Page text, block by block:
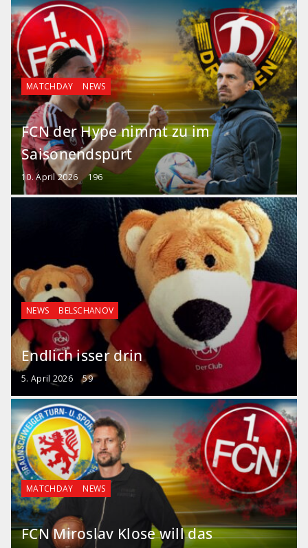
MATCHDAY NEWS
FCN der Hype nimmt zu im
Saisonendspurt
10. April 2026 196
NEWS BELSCHANOV
Endlich isser drin
5. April 2026 59
MATCHDAY NEWS
FCN Miroslav Klose will das